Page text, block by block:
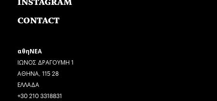
CONTACT
αθηΝΕΑ
ΙΩΝΟΣ ΔΡΑΓΟΥΜΗ 1
ΑΘΗΝΑ, 115 28
ΕΛΛΑΔΑ
+30 210 3318831